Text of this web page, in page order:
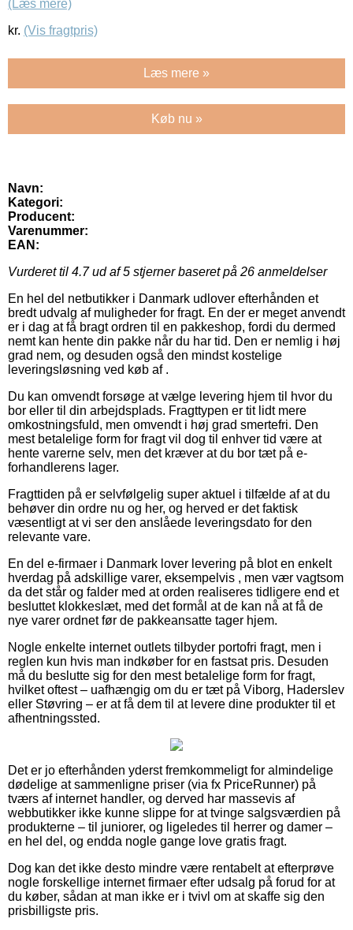
(Læs mere)
kr. (Vis fragtpris)
Læs mere »
Køb nu »
Navn:
Kategori:
Producent:
Varenummer:
EAN:
Vurderet til 4.7ud af 5 stjerner baseret på 26 anmeldelser
En hel del netbutikker i Danmark udlover efterhånden et
bredt udvalg af muligheder for fragt. En der er meget anvendt
er i dag at få bragt ordren til en pakkeshop, fordi du dermed
nemt kan hente din pakke når du har tid. Den er nemlig i høj
grad nem, og desuden også den mindst kostelige
leveringsløsning ved køb af .
Du kan omvendt forsøge at vælge levering hjem til hvor du
bor eller til din arbejdsplads. Fragttypen er tit lidt mere
omkostningsfuld, men omvendt i høj grad smertefri. Den
mest betalelige form for fragt vil dog til enhver tid være at
hente varerne selv, men det kræver at du bor tæt på e-
forhandlerens lager.
Fragttiden på er selvfølgelig super aktuel i tilfælde af at du
behøver din ordre nu og her, og herved er det faktisk
væsentligt at vi ser den anslåede leveringsdato for den
relevante vare.
En del e-firmaer i Danmark lover levering på blot en enkelt
hverdag på adskillige varer, eksempelvis , men vær vagtsom
da det står og falder med at orden realiseres tidligere end et
besluttet klokkeslæt, med det formål at de kan nå at få de
nye varer ordnet før de pakkeansatte tager hjem.
Nogle enkelte internet outlets tilbyder portofri fragt, men i
reglen kun hvis man indkøber for en fastsat pris. Desuden
må du beslutte sig for den mest betalelige form for fragt,
hvilket oftest – uafhængig om du er tæt på Viborg, Haderslev
eller Støvring – er at få dem til at levere dine produkter til et
afhentningssted.
Det er jo efterhånden yderst fremkommeligt for almindelige
dødelige at sammenligne priser (via fx PriceRunner) på
tværs af internet handler, og derved har massevis af
webbutikker ikke kunne slippe for at tvinge salgsværdien på
produkterne – til juniorer, og ligeledes til herrer og damer –
en hel del, og endda nogle gange love gratis fragt.
Dog kan det ikke desto mindre være rentabelt at efterprøve
nogle forskellige internet firmaer efter udsalg på forud for at
du køber, sådan at man ikke er i tvivl om at skaffe sig den
prisbilligste pris.